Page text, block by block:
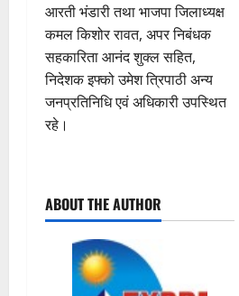
आरती भंडारी तथा भाजपा जिलाध्यक्ष
कमल किशोर रावत, अपर निबंधक
सहकारिता आनंद शुक्ल सहित,
निदेशक इफ्को उमेश त्रिपाठी अन्य
जनप्रतिनिधि एवं अधिकारी उपस्थित
रहे।
ABOUT THE AUTHOR